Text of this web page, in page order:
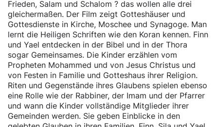
Frieden, Salam und Schalom ? das wollen alle drei
gleichermaßen. Der Film zeigt Gotteshäuser und
Gottesdienste in Kirche, Moschee und Synagoge. Man
lernt die Heiligen Schriften wie den Koran kennen. Finn
und Yael entdecken in der Bibel und in der Thora
sogar Gemeinsames. Die Kinder erzählen vom
Propheten Mohammed und von Jesus Christus und
von Festen in Familie und Gotteshaus ihrer Religion.
Riten und Gegenstände ihres Glaubens spielen ebenso
eine Rolle wie der Rabbiner, der Imam und der Pfarrer
und wann die Kinder vollständige Mitglieder ihrer
Gemeinden werden. Sie geben Einblicke in den